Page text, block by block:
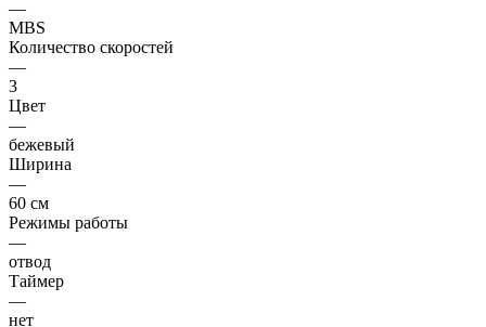
—
MBS
Количество скоростей
—
3
Цвет
—
бежевый
Ширина
—
60 см
Режимы работы
—
отвод
Таймер
—
нет